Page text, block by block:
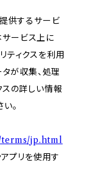
提供するサービ
サービス上に
ィクスを利用
が収集、処理
の詳しい情報
。
jp.html
プリを使用す